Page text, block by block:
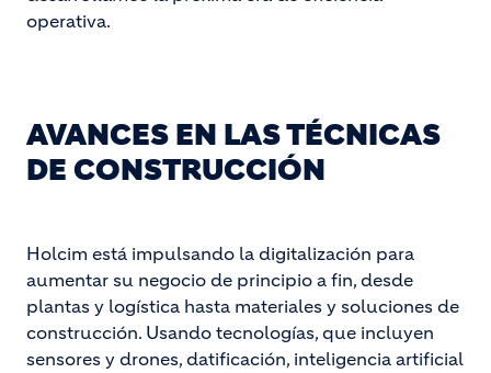
operativa.
AVANCES EN LAS TÉCNICAS
DE CONSTRUCCIÓN
Holcim está impulsando la digitalización para
aumentar su negocio de principio a fin, desde
plantas y logística hasta materiales y soluciones de
construcción. Usando tecnologías, que incluyen
sensores y drones, datificación, inteligencia artificial